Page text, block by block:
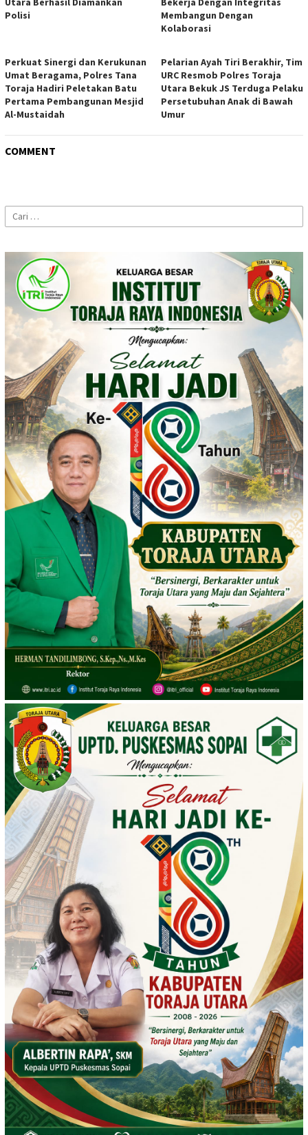
Polisi
Membangun Dengan
Kolaborasi
Perkuat Sinergi dan Kerukunan
Umat Beragama, Polres Tana
Toraja Hadiri Peletakan Batu
Pertama Pembangunan Mesjid
Al-Mustaidah
Pelarian Ayah Tiri Berakhir, Tim
URC Resmob Polres Toraja
Utara Bekuk JS Terduga Pelaku
Persetubuhan Anak di Bawah
Umur
COMMENT
Cari
untuk: